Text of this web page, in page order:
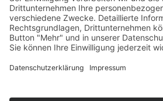
Datenschutz
Copyright 2023. All rights reserved.